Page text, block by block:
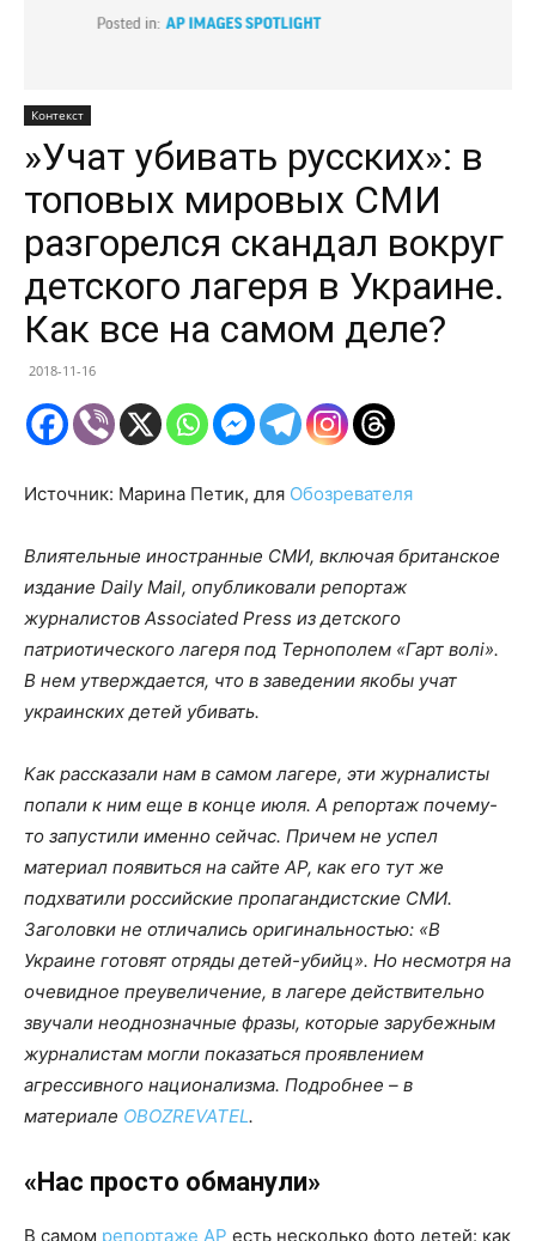
Контекст
»Учат убивать русских»: в
топовых мировых СМИ
разгорелся скандал вокруг
детского лагеря в Украине.
Как все на самом деле?
2018-11-16
Источник: Марина Петик, для Обозревателя
Влиятельные иностранные СМИ, включая британское
издание Daily Mail, опубликовали репортаж
журналистов Associated Press из детского
патриотического лагеря под Тернополем «Гарт волі».
В нем утверждается, что в заведении якобы учат
украинских детей убивать.
Как рассказали нам в самом лагере, эти журналисты
попали к ним еще в конце июля. А репортаж почему-
то запустили именно сейчас. Причем не успел
материал появиться на сайте АР, как его тут же
подхватили российские пропагандистские СМИ.
Заголовки не отличались оригинальностью: «В
Украине готовят отряды детей-убийц». Но несмотря на
очевидное преувеличение, в лагере действительно
звучали неоднозначные фразы, которые зарубежным
журналистам могли показаться проявлением
агрессивного национализма. Подробнее – в
материале OBOZREVATEL.
«Нас просто обманули»
В самом репортаже AP есть несколько фото детей: как